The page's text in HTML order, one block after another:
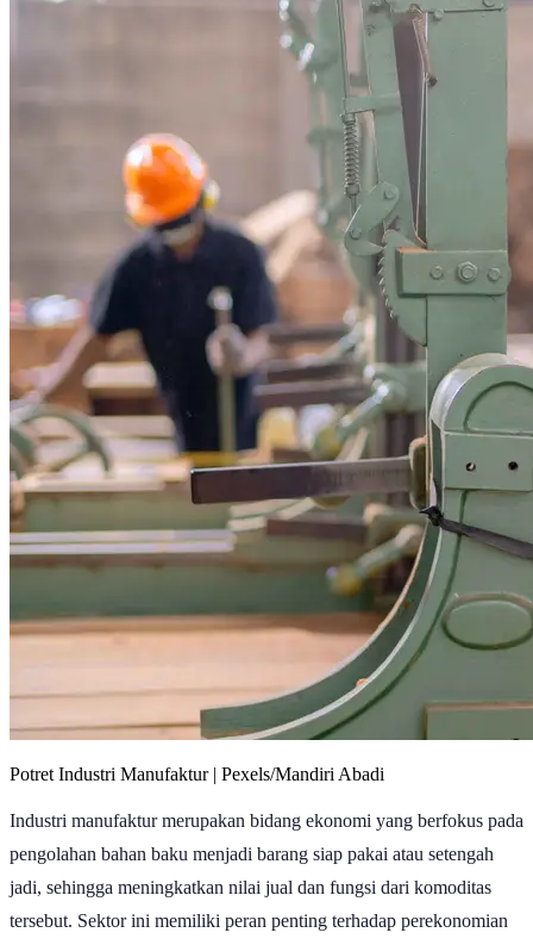
Potret Industri Manufaktur | Pexels/Mandiri Abadi
Industri manufaktur merupakan bidang ekonomi yang berfokus pada
pengolahan bahan baku menjadi barang siap pakai atau setengah
jadi, sehingga meningkatkan nilai jual dan fungsi dari komoditas
tersebut. Sektor ini memiliki peran penting terhadap perekonomian